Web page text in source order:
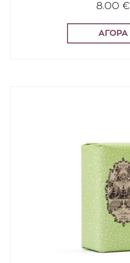
8.00 €
ΑΓΟΡΑ